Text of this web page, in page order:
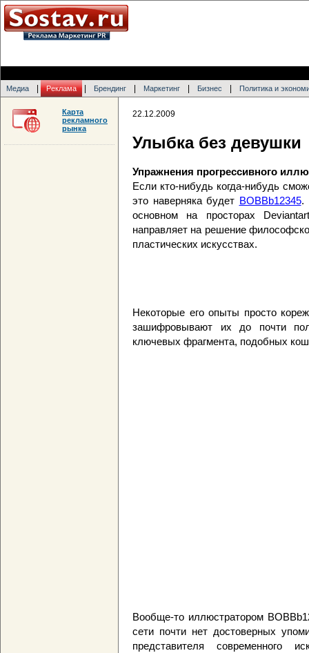
Медиа Реклама Брендинг Маркетинг Бизнес Политика и
22.12.2009
Улыбка без девушки
Упражнения прогрессивного
Если кто-нибудь когда-нибудь
это наверняка будет BOBBb12345.
основном на просторах
направляет на решение
пластических искусствах.
Некоторые его опыты просто
зашифровывают их до почти
ключевых фрагмента, подобных
Вообще-то иллюстратором
сети почти нет достоверных
представителя современного
Карта
рекламного
рынка